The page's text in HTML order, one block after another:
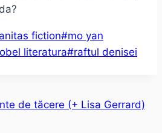
fiction#mo yan
literatura#raftul denisei
de tăcere (+ Lisa Gerrard)